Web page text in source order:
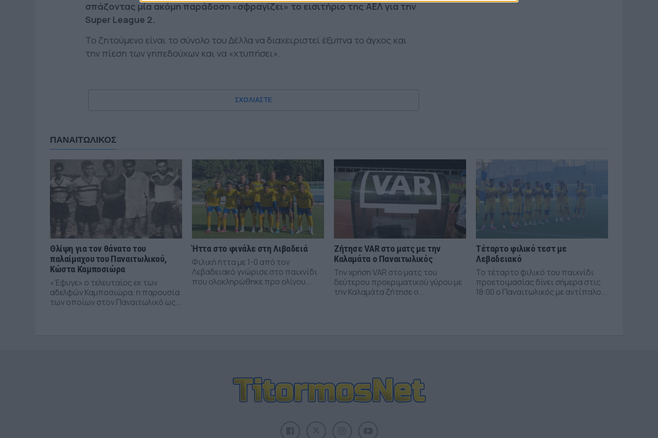
σπάζοντας μία ακόμη παράδοση «σφραγίζει» το εισιτήριο της ΑΕΛ για την
Super League 2.
Το ζητούμενο είναι το σύνολο του Δέλλα να διαχειριστεί έξυπνα το άγχος και
την πίεση των γηπεδούχων και να «χτυπήσει».
ΣΧΟΛΙΑΣΤΕ
ΠΑΝΑΙΤΩΛΙΚΟΣ
Θλίψη για τον θάνατο του
παλαίμαχου του Παναιτωλικού,
Κώστα Καμποσιώρα
«Έφυγε» ο τελευταίος εκ των
αδελφών Καμποσιώρα, η παρουσία
των οποίων στον Παναιτωλικό ως...
Ήττα στο φινάλε στη Λιβαδειά
Φιλική ήττα με 1-0 από τον
Λεβαδειακό γνώρισε στο παιχνίδι
που ολοκληρώθηκε προ ολίγου...
Ζήτησε VAR στο ματς με την
Καλαμάτα ο Παναιτωλικός
Την χρήση VAR στο ματς του
δεύτερου προκριματικού γύρου με
την Καλαμάτα ζήτησε ο...
Τέταρτο φιλικό τεστ με
Λεβαδειακό
Το τέταρτο φιλικό του παιχνίδι
προετοιμασίας δίνει σήμερα στις
18:00 ο Παναιτωλικός με αντίπαλο...